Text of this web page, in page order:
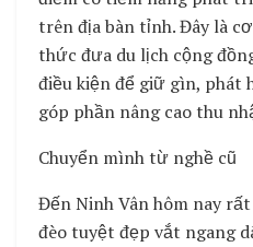
trên địa bàn tỉnh. Đây là
thức đưa du lịch cộng
điều kiện để giữ gìn, phát
góp phần nâng cao thu
Chuyển mình từ nghề cũ
Đến Ninh Vân hôm nay
đèo tuyệt đẹp vắt ngang